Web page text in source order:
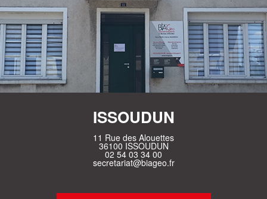
ISSOUDUN
11 Rue des Alouettes
36100 ISSOUDUN
02 54 03 34 00
secretariat@biageo.fr